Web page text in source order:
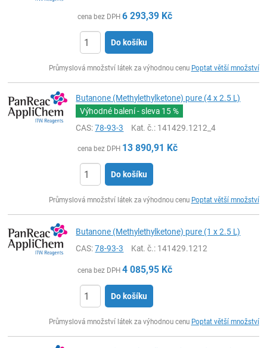
cena bez DPH 6 293,39 Kč
Do košíku
Průmyslová množství látek za výhodnou cenu Poptat větší množství
Butanone (Methylethylketone) pure (4 x 2.5 L)
Výhodné balení - sleva 15 %
CAS:78-93-3 Kat. č.: 141429.1212_4
cena bez DPH 13 890,91 Kč
Do košíku
Průmyslová množství látek za výhodnou cenu Poptat větší množství
Butanone (Methylethylketone) pure (1 x 2.5 L)
CAS:78-93-3 Kat. č.: 141429.1212
cena bez DPH 4 085,95 Kč
Do košíku
Průmyslová množství látek za výhodnou cenu Poptat větší množství